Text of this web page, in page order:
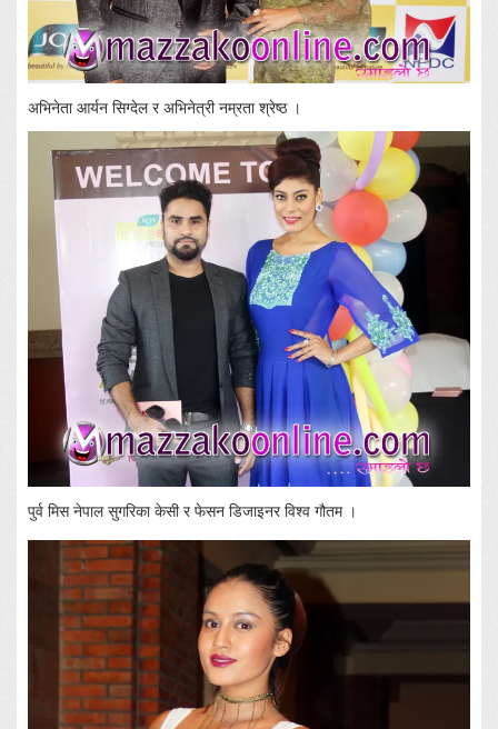
अभिनेता आर्यन सिग्देल र अभिनेत्री नम्रता श्रेष्ठ ।
पुर्व मिस नेपाल सुगरिका केसी र फेसन डिजाइनर विश्व गौतम ।